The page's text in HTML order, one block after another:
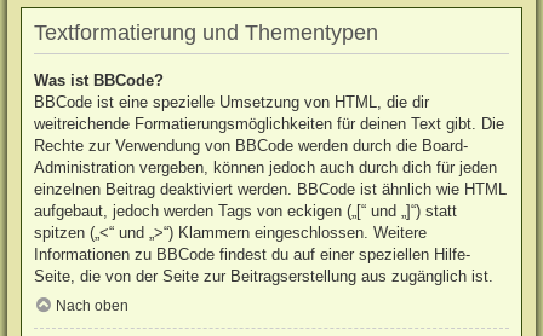
Textformatierung und Thementypen
Was ist BBCode?
BBCode ist eine spezielle Umsetzung von HTML, die dir
weitreichende Formatierungsmöglichkeiten für deinen Text gibt. Die
Rechte zur Verwendung von BBCode werden durch die Board-
Administration vergeben, können jedoch auch durch dich für jeden
einzelnen Beitrag deaktiviert werden. BBCode ist ähnlich wie HTML
aufgebaut, jedoch werden Tags von eckigen („[“ und „]“) statt
spitzen („<“ und „>“) Klammern eingeschlossen. Weitere
Informationen zu BBCode findest du auf einer speziellen Hilfe-
Seite, die von der Seite zur Beitragserstellung aus zugänglich ist.
Nach oben